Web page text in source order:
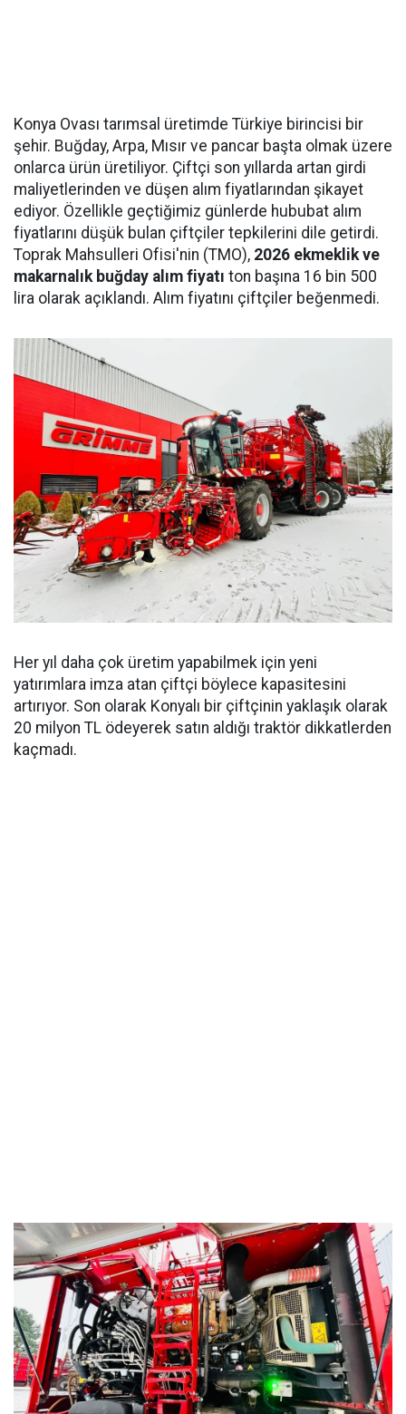
Konya Ovası tarımsal üretimde Türkiye birincisi bir
şehir. Buğday, Arpa, Mısır ve pancar başta olmak üzere
onlarca ürün üretiliyor. Çiftçi son yıllarda artan girdi
maliyetlerinden ve düşen alım fiyatlarından şikayet
ediyor. Özellikle geçtiğimiz günlerde hububat alım
fiyatlarını düşük bulan çiftçiler tepkilerini dile getirdi.
Toprak Mahsulleri Ofisi'nin (TMO), 2026 ekmeklik ve
makarnalık buğday alım fiyatı ton başına 16 bin 500
lira olarak açıklandı. Alım fiyatını çiftçiler beğenmedi.
Her yıl daha çok üretim yapabilmek için yeni
yatırımlara imza atan çiftçi böylece kapasitesini
artırıyor. Son olarak Konyalı bir çiftçinin yaklaşık olarak
20 milyon TL ödeyerek satın aldığı traktör dikkatlerden
kaçmadı.